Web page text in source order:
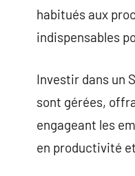
habitués aux
indispensables
Investir dans un
sont gérées,
engageant les
en productivité